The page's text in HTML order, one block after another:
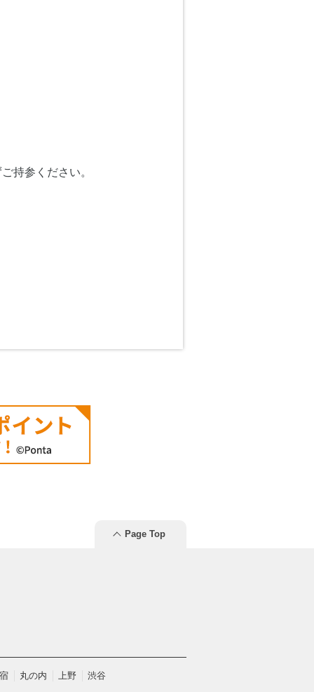
持参ください。
Page Top
丸の内 上野 渋谷